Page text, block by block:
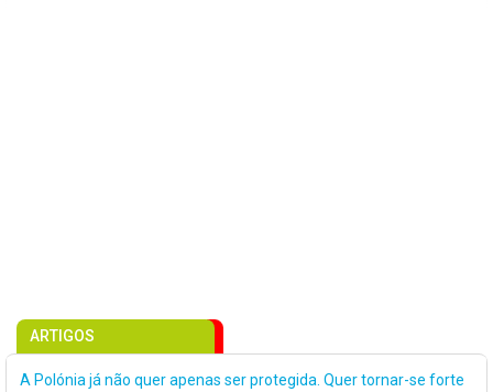
ARTIGOS
A Polónia já não quer apenas ser protegida. Quer tornar-se forte